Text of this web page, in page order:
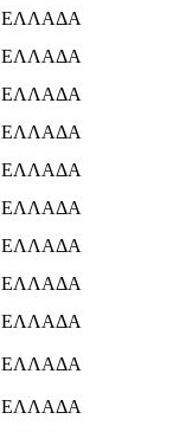
ΕΛΛΑΔΑ
ΕΛΛΑΔΑ
ΕΛΛΑΔΑ
ΕΛΛΑΔΑ
ΕΛΛΑΔΑ
ΕΛΛΑΔΑ
ΕΛΛΑΔΑ
ΕΛΛΑΔΑ
ΕΛΛΑΔΑ
ΕΛΛΑΔΑ
ΕΛΛΑΔΑ